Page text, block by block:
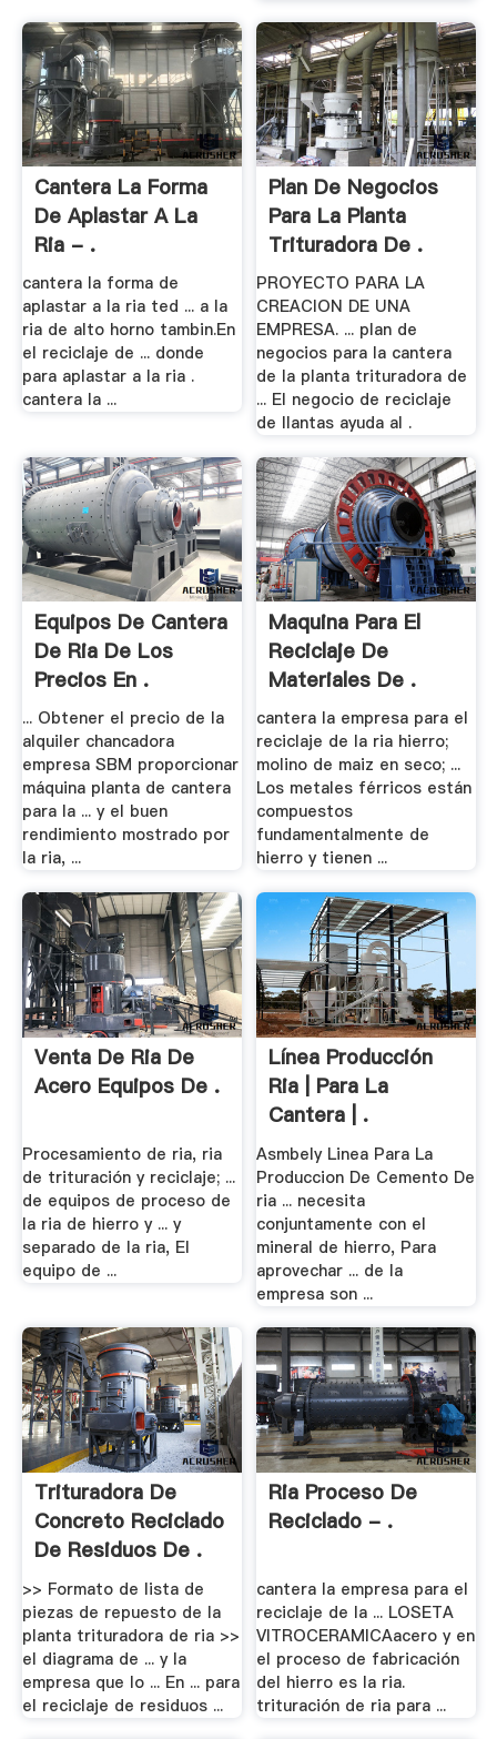
Cantera La Forma
De Aplastar A La
Ria - .
cantera la forma de
aplastar a la ria ted ... a la
ria de alto horno tambin.En
el reciclaje de ... donde
para aplastar a la ria .
cantera la ...
Plan De Negocios
Para La Planta
Trituradora De .
PROYECTO PARA LA
CREACION DE UNA
EMPRESA. ... plan de
negocios para la cantera
de la planta trituradora de
... El negocio de reciclaje
de llantas ayuda al .
Equipos De Cantera
De Ria De Los
Precios En .
... Obtener el precio de la
alquiler chancadora
empresa SBM proporcionar
máquina planta de cantera
para la ... y el buen
rendimiento mostrado por
la ria, ...
Maquina Para El
Reciclaje De
Materiales De .
cantera la empresa para el
reciclaje de la ria hierro;
molino de maiz en seco; ...
Los metales férricos están
compuestos
fundamentalmente de
hierro y tienen ...
Venta De Ria De
Acero Equipos De .
Procesamiento de ria, ria
de trituración y reciclaje; ...
de equipos de proceso de
la ria de hierro y ... y
separado de la ria, El
equipo de ...
Línea Producción
Ria | Para La
Cantera | .
Asmbely Linea Para La
Produccion De Cemento De
ria ... necesita
conjuntamente con el
mineral de hierro, Para
aprovechar ... de la
empresa son ...
Trituradora De
Concreto Reciclado
De Residuos De .
>> Formato de lista de
piezas de repuesto de la
planta trituradora de ria >>
el diagrama de ... y la
empresa que lo ... En ... para
el reciclaje de residuos ...
Ria Proceso De
Reciclado - .
cantera la empresa para el
reciclaje de la ... LOSETA
VITROCERAMICAacero y en
el proceso de fabricación
del hierro es la ria.
trituración de ria para ...